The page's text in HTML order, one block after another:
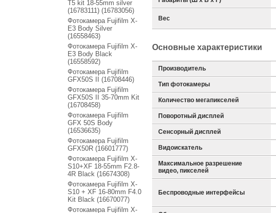
Вес
Основные характеристики
Производитель
Тип фотокамеры
Количество мегапикселей
Поворотный дисплей
Сенсорный дисплей
Видоискатель
Максимальное разрешение
видео, пикселей
Беспроводные интерфейсы
T5 kit 18-55mm silver
(16783111) (16783056)
Фотокамера Fujifilm X-
E3 Body Silver
(16558463)
Фотокамера Fujifilm X-
E3 Body Black
(16558592)
Фотокамера Fujifilm
GFX50S II (16708446)
Фотокамера Fujifilm
GFX50S II 35-70mm Kit
(16708458)
Фотокамера Fujifilm
GFX 50S Body
(16536635)
Фотокамера Fujifilm
GFX50R (16601777)
Фотокамера Fujifilm X-
S10+XF 18-55mm F2.8-
4R Black (16674308)
Фотокамера Fujifilm X-
S10 + XF 16-80mm F4.0
Kit Black (16670077)
Фотокамера Fujifilm X-